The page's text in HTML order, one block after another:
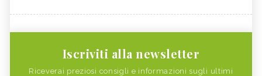
Iscriviti alla newsletter
Riceverai preziosi consigli e informazioni sugli ultimi